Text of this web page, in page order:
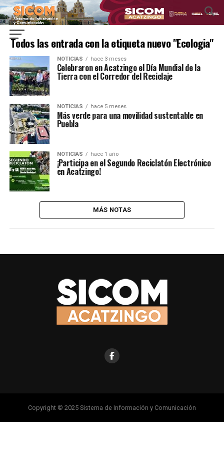
Todos las entrada con la etiqueta nuevo "Ecologia"
NOTICIAS hace 3 meses
Celebraron en Acatzingo el Día Mundial de la
Tierra con el Corredor del Reciclaje
NOTICIAS hace 5 meses
Más verde para una movilidad sustentable en
Puebla
NOTICIAS hace 1 año
¡Participa en el Segundo Reciclatón Electrónico
en Acatzingo!
MÁS NOTAS
Copyright © 2025 Sistema de Información y Comunicación